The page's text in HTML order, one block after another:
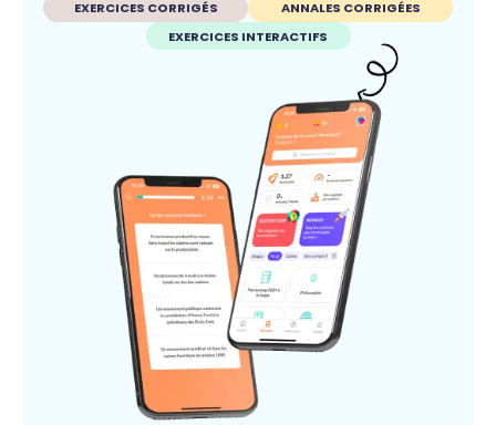
EXERCICES CORRIGÉS
ANNALES CORRIGÉES
EXERCICES INTERACTIFS